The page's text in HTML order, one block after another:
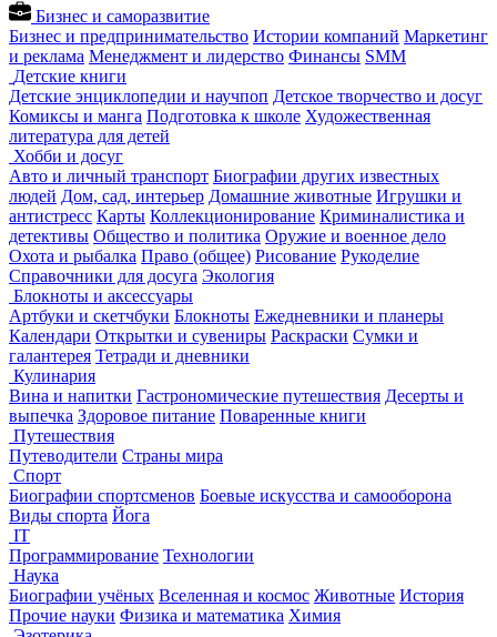
Бизнес и саморазвитие
Бизнес и предпринимательство Истории компаний Маркетинг
и реклама Менеджмент и лидерство Финансы SMM
Детские книги
Детские энциклопедии и научпоп Детское творчество и досуг
Комиксы и манга Подготовка к школе Художественная
литература для детей
Хобби и досуг
Авто и личный транспорт Биографии других известных
людей Дом, сад, интерьер Домашние животные Игрушки и
антистресс Карты Коллекционирование Криминалистика и
детективы Общество и политика Оружие и военное дело
Охота и рыбалка Право (общее) Рисование Рукоделие
Справочники для досуга Экология
Блокноты и аксессуары
Артбуки и скетчбуки Блокноты Ежедневники и планеры
Календари Открытки и сувениры Раскраски Сумки и
галантерея Тетради и дневники
Кулинария
Вина и напитки Гастрономические путешествия Десерты и
выпечка Здоровое питание Поваренные книги
Путешествия
Путеводители Страны мира
Спорт
Биографии спортсменов Боевые искусства и самооборона
Виды спорта Йога
IT
Программирование Технологии
Наука
Биографии учёных Вселенная и космос Животные История
Прочие науки Физика и математика Химия